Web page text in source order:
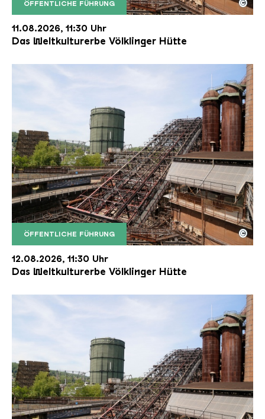
ÖFFENTLICHE FÜHRUNG
Der Erzschrägaufzug der Völklinger Hütte mit
Copyright: Weltkulturerbe Völklinger Hütte | Karl
©
11.08.2026, 11:30 Uhr
Das Weltkulturerbe Völklinger Hütte
ÖFFENTLICHE FÜHRUNG
Der Erzschrägaufzug der Völklinger Hütte mit
Copyright: Weltkulturerbe Völklinger Hütte | Karl
©
12.08.2026, 11:30 Uhr
Das Weltkulturerbe Völklinger Hütte